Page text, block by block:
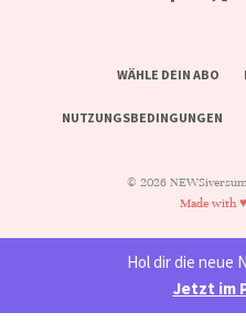
WÄHLE DEIN ABO
NUTZUNGSBEDINGUNGEN
© 2026
Made with
Hol dir die neue
Jetzt im